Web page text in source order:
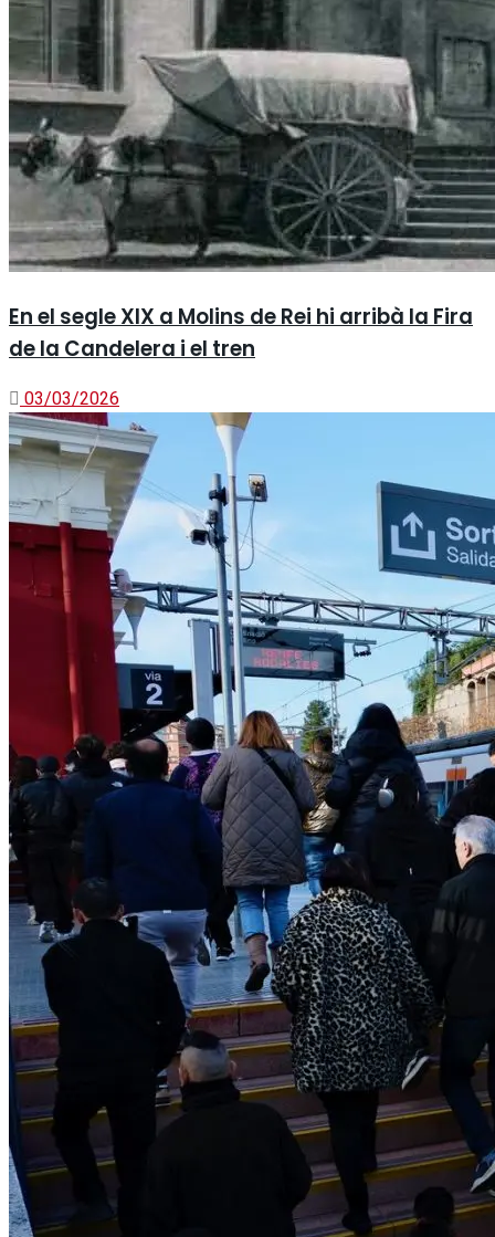
En el segle XIX a Molins de Rei hi arribà la Fira
de la Candelera i el tren
03/03/2026